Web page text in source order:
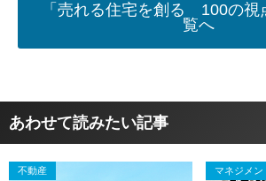
「売れる住宅を創る 100の視
覧へ
あわせて読みたい記事
不動産 マネジメン